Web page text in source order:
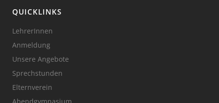
QUICKLINKS
LehrerInnen
Anmeldung
Unsere Angebote
Sprechstunden
Elternverein